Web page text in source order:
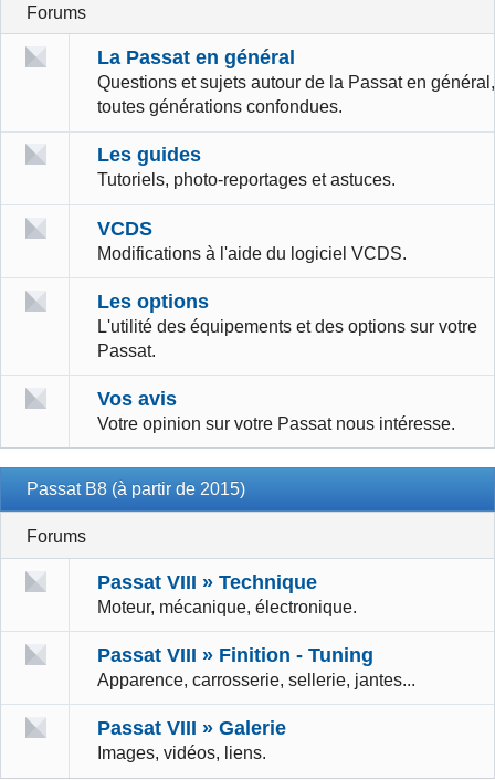
Forums
La Passat en général
Questions et sujets autour de la Passat en général,
toutes générations confondues.
Les guides
Tutoriels, photo-reportages et astuces.
VCDS
Modifications à l'aide du logiciel VCDS.
Les options
L'utilité des équipements et des options sur votre
Passat.
Vos avis
Votre opinion sur votre Passat nous intéresse.
Passat B8 (à partir de 2015)
Forums
Passat VIII » Technique
Moteur, mécanique, électronique.
Passat VIII » Finition - Tuning
Apparence, carrosserie, sellerie, jantes...
Passat VIII » Galerie
Images, vidéos, liens.